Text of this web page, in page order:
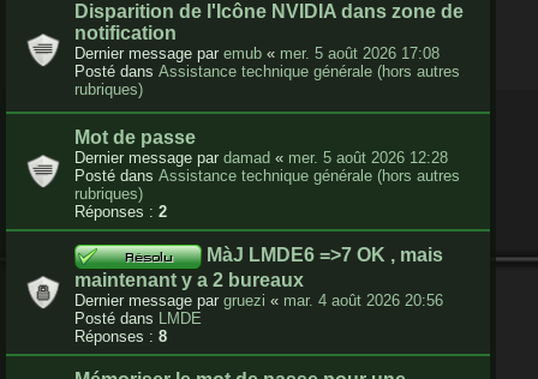
Disparition de l'Icône NVIDIA dans zone de
notification
Dernier message par emub « mer. 5 août 2026 17:08
Posté dans Assistance technique générale (hors autres
rubriques)
Mot de passe
Dernier message par damad « mer. 5 août 2026 12:28
Posté dans Assistance technique générale (hors autres
rubriques)
Réponses : 2
MàJ LMDE6 =>7 OK , mais
maintenant y a 2 bureaux
Dernier message par gruezi « mar. 4 août 2026 20:56
Posté dans LMDE
Réponses : 8